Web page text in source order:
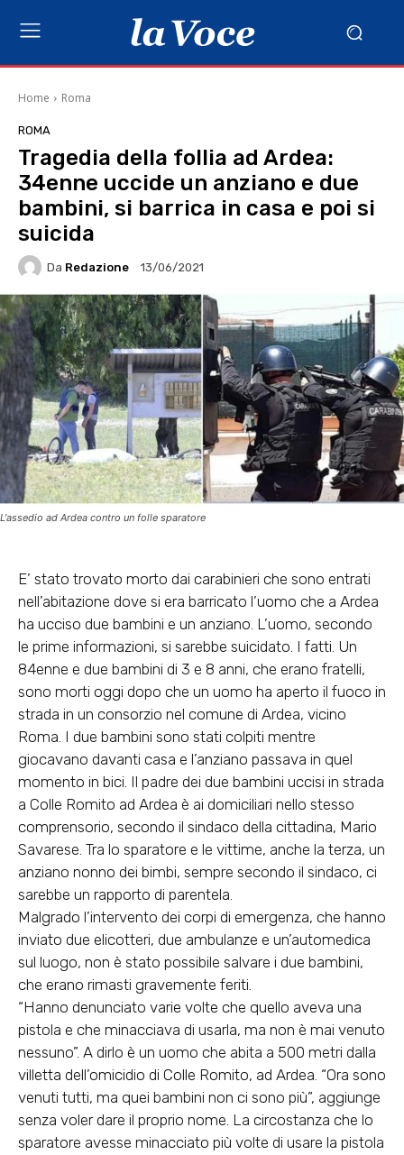
Home Roma
ROMA
Tragedia della follia ad Ardea:
34enne uccide un anziano e due
bambini, si barrica in casa e poi si
suicida
Da Redazione 13/06/2021
L'assedio ad Ardea contro un folle sparatore
E’ stato trovato morto dai carabinieri che sono entrati
nell’abitazione dove si era barricato l’uomo che a Ardea
ha ucciso due bambini e un anziano. L’uomo, secondo
le prime informazioni, si sarebbe suicidato. I fatti. Un
84enne e due bambini di 3 e 8 anni, che erano fratelli,
sono morti oggi dopo che un uomo ha aperto il fuoco in
strada in un consorzio nel comune di Ardea, vicino
Roma. I due bambini sono stati colpiti mentre
giocavano davanti casa e l’anziano passava in quel
momento in bici. Il padre dei due bambini uccisi in strada
a Colle Romito ad Ardea è ai domiciliari nello stesso
comprensorio, secondo il sindaco della cittadina, Mario
Savarese. Tra lo sparatore e le vittime, anche la terza, un
anziano nonno dei bimbi, sempre secondo il sindaco, ci
sarebbe un rapporto di parentela.
Malgrado l’intervento dei corpi di emergenza, che hanno
inviato due elicotteri, due ambulanze e un’automedica
sul luogo, non è stato possibile salvare i due bambini,
che erano rimasti gravemente feriti.
“Hanno denunciato varie volte che quello aveva una
pistola e che minacciava di usarla, ma non è mai venuto
nessuno”. A dirlo è un uomo che abita a 500 metri dalla
villetta dell’omicidio di Colle Romito, ad Ardea. “Ora sono
venuti tutti, ma quei bambini non ci sono più”, aggiunge
senza voler dare il proprio nome. La circostanza che lo
sparatore avesse minacciato più volte di usare la pistola